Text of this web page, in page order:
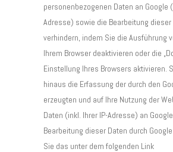
personenbezogenen Daten an Google
Adresse) sowie die Bearbeitung dieser
verhindern, indem Sie die Ausführung
Ihrem Browser deaktivieren oder die
Einstellung Ihres Browsers aktivieren.
hinaus die Erfassung der durch den
erzeugten und auf Ihre Nutzung der
Daten (inkl. Ihrer IP-Adresse) an
Bearbeitung dieser Daten durch
Sie das unter dem folgenden Link